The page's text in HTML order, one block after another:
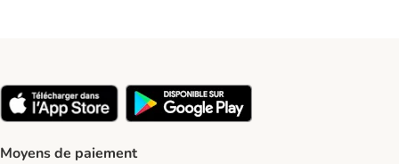
Moyens de paiement